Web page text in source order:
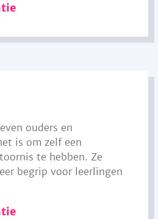
ouders en
is om zelf een
te hebben. Ze
begrip voor leerlingen